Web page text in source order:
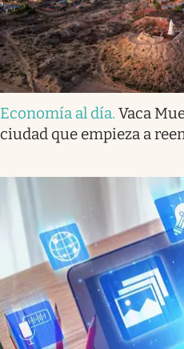
Economía al día. Vaca
ciudad que empieza a